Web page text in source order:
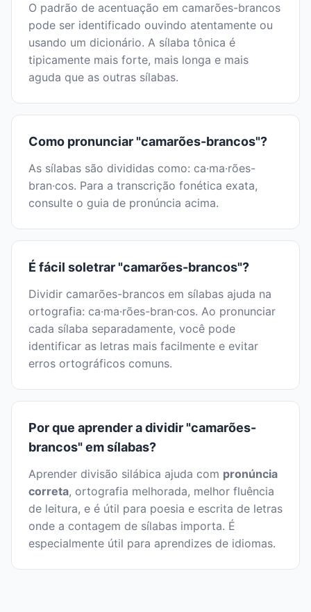
O padrão de acentuação em camarões-brancos
pode ser identificado ouvindo atentamente ou
usando um dicionário. A sílaba tônica é
tipicamente mais forte, mais longa e mais
aguda que as outras sílabas.
Como pronunciar "camarões-brancos"?
As sílabas são divididas como: ca·ma·rões-
bran·cos. Para a transcrição fonética exata,
consulte o guia de pronúncia acima.
É fácil soletrar "camarões-brancos"?
Dividir camarões-brancos em sílabas ajuda na
ortografia: ca·ma·rões-bran·cos. Ao pronunciar
cada sílaba separadamente, você pode
identificar as letras mais facilmente e evitar
erros ortográficos comuns.
Por que aprender a dividir "camarões-
brancos" em sílabas?
Aprender divisão silábica ajuda com pronúncia
correta, ortografia melhorada, melhor fluência
de leitura, e é útil para poesia e escrita de letras
onde a contagem de sílabas importa. É
especialmente útil para aprendizes de idiomas.